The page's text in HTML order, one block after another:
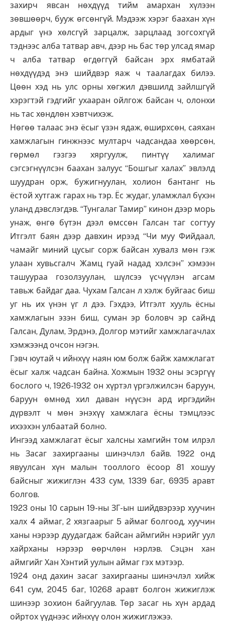
захирч явсан нөхдүүд тийм амархан хүлээн
зөвшөөрч, бууж өгсөнгүй. Мэдээж хэрэг баахан хүн
ардыг үнэ хөлсгүй зарцалж, зарцлаад зогсохгүй
тэднээс алба татвар авч, дээр нь бас төр улсад ямар
ч алба татвар өгдөггүй байсан эрх ямбатай
нөхдүүдэд энэ шийдвэр яаж ч таалагдах билээ.
Цөөн хэд нь улс орны хөгжил дэвшилд зайлшгүй
хэрэгтэй гэдгийг ухааран ойлгож байсан ч, олонхи
нь тас хөндлөн хэвтчихэж.
Нөгөө талаас энэ ёсыг үзэн ядаж, өширхсөн, саяхан
хамжлагын гинжнээс мултарч чадсандаа хөөрсөн,
гөрмөл гэзгээ хяргуулж, пинтүү халимаг
сэгсэгнүүлсэн баахан залуус “Бошгыг халах” эвлэлд
шуудран орж, бужигнуулан, холион бантанг нь
ёстой хутгаж гарах нь тэр. Ёс жудаг, уламжлал бүхэн
уланд дэвслэгдэв. “Тунгалаг Тамир” кинон дээр морь
унаж, өнгө бүтэн дээл өмссөн Галсан таг согтуу
Итгэлт баян дээр давхин ирээд “Чи муу Фийдаал,
чамайг миний цусыг сорж байсан хувалз мөн гэж
улаан хувьсгалч Жамц гуай надад хэлсэн” хэмээн
ташуураа гозолзуулан, шүлсээ үсчүүлэн агсам
тавьж байдаг даа. Чухам Галсан л хэлж буйгаас биш
уг нь их үнэн үг л дээ. Гэхдээ, Итгэлт хууль ёсны
хамжлагын эзэн биш, суман эр боловч эр сайнд
Галсан, Дулам, Эрдэнэ, Долгор мэтийг хамжлагачлах
хэмжээнд очсон нэгэн.
Гэвч юутай ч ийнхүү наян юм болж байж хамжлагат
ёсыг халж чадсан байна. Хожмын 1932 оны эсэргүү
бослого ч, 1926-1932 он хүртэл үргэлжилсэн баруун,
баруун өмнөд хил даван нүүсэн ард иргэдийн
дүрвэлт ч мөн энэхүү хамжлага ёсны тэмцлээс
ихээхэн улбаатай болно.
Ингээд хамжлагат ёсыг халсны хамгийн том илрэл
нь Засаг захиргааны шинэчлэл байв. 1922 онд
явуулсан хүн малын тооллого ёсоор 81 хошуу
байсныг жижиглэн 433 сум, 1339 баг, 6935 аравт
болгов.
1923 оны 10 сарын 19-ны ЗГ-ын шийдвэрээр хуучин
халх 4 аймаг, 2 хязгаарыг 5 аймаг болгоод, хуучин
ханы нэрээр дуудагдаж байсан аймгийн нэрийг уул
хайрханы нэрээр өөрчлөн нэрлэв. Сэцэн хан
аймгийг Хан Хэнтий уулын аймаг гэх мэтээр.
1924 онд дахин засаг захиргааны шинэчлэл хийж
641 сум, 2045 баг, 10268 аравт болгон жижиглэж
шинээр зохион байгуулав. Төр засаг нь хүн ардад
ойртох үүднээс ийнхүү олон жижиглэжээ.